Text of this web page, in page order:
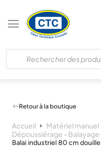
Retour à la boutique
Accueil
Matériel manuel
Dépoussiérage - Balayage
Balai industriel 80 cm